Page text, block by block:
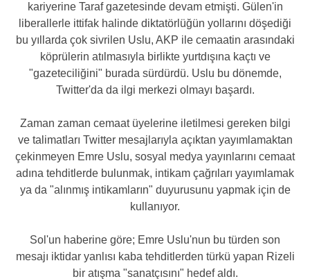
kariyerine Taraf gazetesinde devam etmişti. Gülen'in
liberallerle ittifak halinde diktatörlüğün yollarını döşediği
bu yıllarda çok sivrilen Uslu, AKP ile cemaatin arasındaki
köprülerin atılmasıyla birlikte yurtdışına kaçtı ve
"gazeteciliğini" burada sürdürdü. Uslu bu dönemde,
Twitter'da da ilgi merkezi olmayı başardı.
Zaman zaman cemaat üyelerine iletilmesi gereken bilgi
ve talimatları Twitter mesajlarıyla açıktan yayımlamaktan
çekinmeyen Emre Uslu, sosyal medya yayınlarını cemaat
adına tehditlerde bulunmak, intikam çağrıları yayımlamak
ya da "alınmış intikamların" duyurusunu yapmak için de
kullanıyor.
Sol'un haberine göre; Emre Uslu'nun bu türden son
mesajı iktidar yanlısı kaba tehditlerden türkü yapan Rizeli
bir atışma "sanatçısını" hedef aldı.